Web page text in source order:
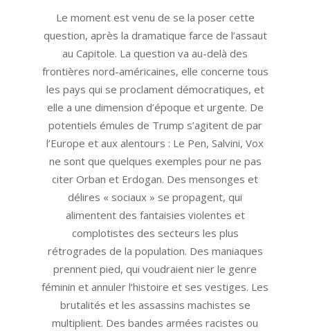
Le moment est venu de se la poser cette
question, après la dramatique farce de l’assaut
au Capitole. La question va au-delà des
frontières nord-américaines, elle concerne tous
les pays qui se proclament démocratiques, et
elle a une dimension d’époque et urgente. De
potentiels émules de Trump s’agitent de par
l’Europe et aux alentours : Le Pen, Salvini, Vox
ne sont que quelques exemples pour ne pas
citer Orban et Erdogan. Des mensonges et
délires « sociaux » se propagent, qui
alimentent des fantaisies violentes et
complotistes des secteurs les plus
rétrogrades de la population. Des maniaques
prennent pied, qui voudraient nier le genre
féminin et annuler l’histoire et ses vestiges. Les
brutalités et les assassins machistes se
multiplient. Des bandes armées racistes ou